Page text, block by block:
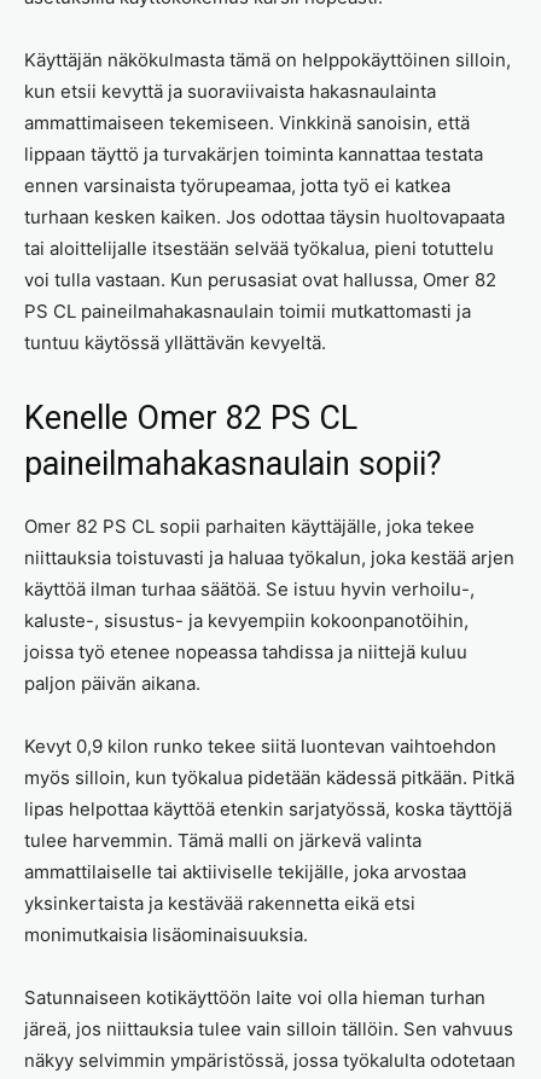
Käyttäjän näkökulmasta tämä on helppokäyttöinen silloin,
kun etsii kevyttä ja suoraviivaista hakasnaulainta
ammattimaiseen tekemiseen. Vinkkinä sanoisin, että
lippaan täyttö ja turvakärjen toiminta kannattaa testata
ennen varsinaista työrupeamaa, jotta työ ei katkea
turhaan kesken kaiken. Jos odottaa täysin huoltovapaata
tai aloittelijalle itsestään selvää työkalua, pieni totuttelu
voi tulla vastaan. Kun perusasiat ovat hallussa, Omer 82
PS CL paineilmahakasnaulain toimii mutkattomasti ja
tuntuu käytössä yllättävän kevyeltä.
Kenelle Omer 82 PS CL
paineilmahakasnaulain sopii?
Omer 82 PS CL sopii parhaiten käyttäjälle, joka tekee
niittauksia toistuvasti ja haluaa työkalun, joka kestää arjen
käyttöä ilman turhaa säätöä. Se istuu hyvin verhoilu-,
kaluste-, sisustus- ja kevyempiin kokoonpanotöihin,
joissa työ etenee nopeassa tahdissa ja niittejä kuluu
paljon päivän aikana.
Kevyt 0,9 kilon runko tekee siitä luontevan vaihtoehdon
myös silloin, kun työkalua pidetään kädessä pitkään. Pitkä
lipas helpottaa käyttöä etenkin sarjatyössä, koska täyttöjä
tulee harvemmin. Tämä malli on järkevä valinta
ammattilaiselle tai aktiiviselle tekijälle, joka arvostaa
yksinkertaista ja kestävää rakennetta eikä etsi
monimutkaisia lisäominaisuuksia.
Satunnaiseen kotikäyttöön laite voi olla hieman turhan
järeä, jos niittauksia tulee vain silloin tällöin. Sen vahvuus
näkyy selvimmin ympäristössä, jossa työkalulta odotetaan